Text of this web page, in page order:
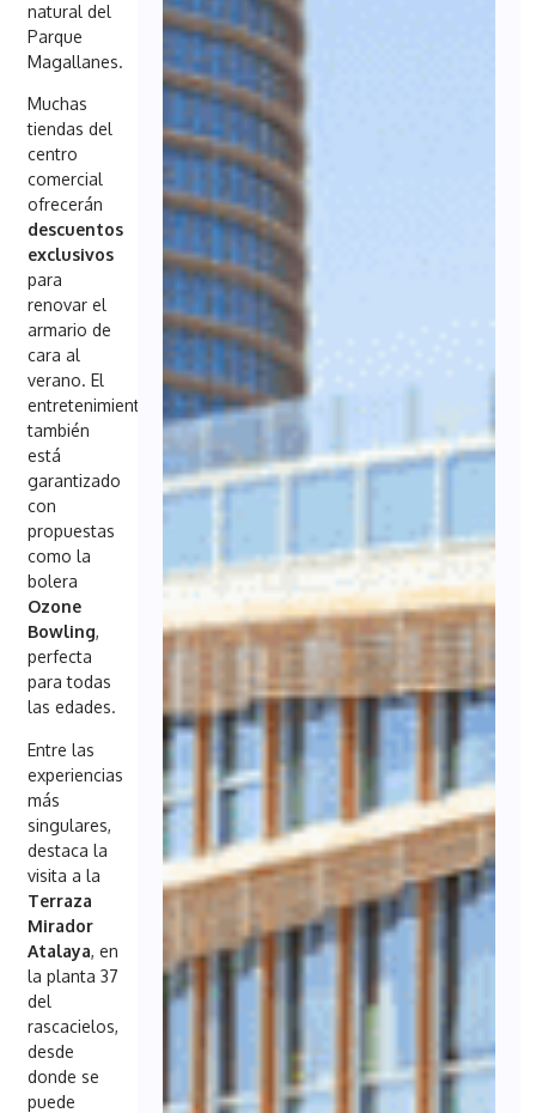
natural del
Parque
Magallanes.
Muchas
tiendas del
centro
comercial
ofrecerán
descuentos
exclusivos
para
renovar el
armario de
cara al
verano. El
entretenimiento
también
está
garantizado
con
propuestas
como la
bolera
Ozone
Bowling,
perfecta
para todas
las edades.
Entre las
experiencias
más
singulares,
destaca la
visita a la
Terraza
Mirador
Atalaya, en
la planta 37
del
rascacielos,
desde
donde se
puede